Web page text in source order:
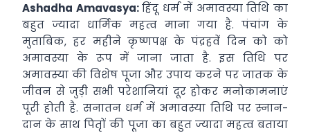
Ashadha Amavasya:हिंदू धर्म में अमावस्या तिथि का
बहुत ज्यादा धार्मिक महत्व माना गया है. ​पंचांग के
मुताबिक, हर महीने कृष्णपक्ष के पंद्रहवें दिन को को
अमावस्या के रूप में जाना जाता है. इस तिथि पर
अमावस्या की विशेष पूजा और उपाय करने पर जातक के
जीवन से जुड़ी सभी परेशानियां दूर होकर मनोकामनाएं
पूरी होती है. सनातन धर्म में अमावस्या तिथि पर स्नान-
दान के साथ पितृों की पूजा का बहुत ज्यादा महत्व बताया